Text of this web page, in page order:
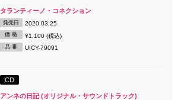
タランティーノ・コネクション
発売日 2020.03.25
価 格 ¥1,100 (税込)
品 番 UICY-79091
CD
アンネの日記 (オリジナル・サウンドトラック)